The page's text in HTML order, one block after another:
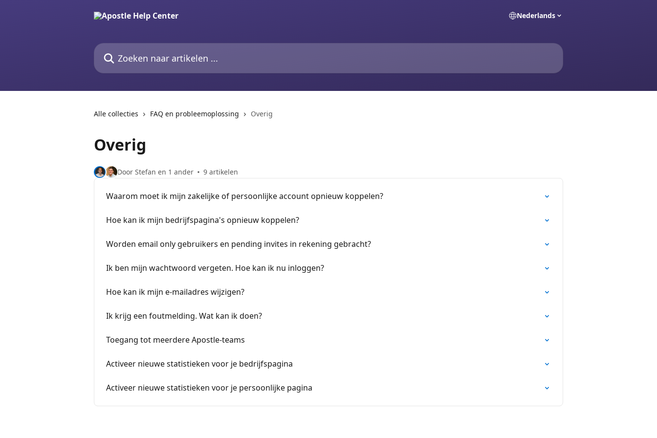
Nederlands
Zoeken naar artikelen ...
Alle collecties FAQ en probleemoplossing Overig
Overig
Door Stefan en 1 ander 9 artikelen
Waarom moet ik mijn zakelijke of persoonlijke account opnieuw koppelen?
Hoe kan ik mijn bedrijfspagina's opnieuw koppelen?
Worden email only gebruikers en pending invites in rekening gebracht?
Ik ben mijn wachtwoord vergeten. Hoe kan ik nu inloggen?
Hoe kan ik mijn e-mailadres wijzigen?
Ik krijg een foutmelding. Wat kan ik doen?
Toegang tot meerdere Apostle-teams
Activeer nieuwe statistieken voor je bedrijfspagina
Activeer nieuwe statistieken voor je persoonlijke pagina